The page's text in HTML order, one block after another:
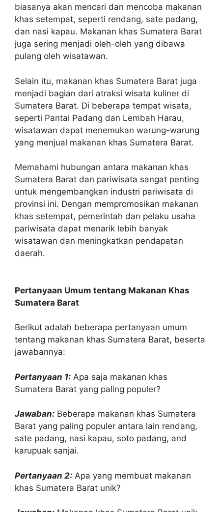
biasanya akan mencari dan mencoba makanan
khas setempat, seperti rendang, sate padang,
dan nasi kapau. Makanan khas Sumatera Barat
juga sering menjadi oleh-oleh yang dibawa
pulang oleh wisatawan.
Selain itu, makanan khas Sumatera Barat juga
menjadi bagian dari atraksi wisata kuliner di
Sumatera Barat. Di beberapa tempat wisata,
seperti Pantai Padang dan Lembah Harau,
wisatawan dapat menemukan warung-warung
yang menjual makanan khas Sumatera Barat.
Memahami hubungan antara makanan khas
Sumatera Barat dan pariwisata sangat penting
untuk mengembangkan industri pariwisata di
provinsi ini. Dengan mempromosikan makanan
khas setempat, pemerintah dan pelaku usaha
pariwisata dapat menarik lebih banyak
wisatawan dan meningkatkan pendapatan
daerah.
Pertanyaan Umum tentang Makanan Khas
Sumatera Barat
Berikut adalah beberapa pertanyaan umum
tentang makanan khas Sumatera Barat, beserta
jawabannya:
Pertanyaan 1: Apa saja makanan khas
Sumatera Barat yang paling populer?
Jawaban: Beberapa makanan khas Sumatera
Barat yang paling populer antara lain rendang,
sate padang, nasi kapau, soto padang, and
karupuak sanjai.
Pertanyaan 2: Apa yang membuat makanan
khas Sumatera Barat unik?